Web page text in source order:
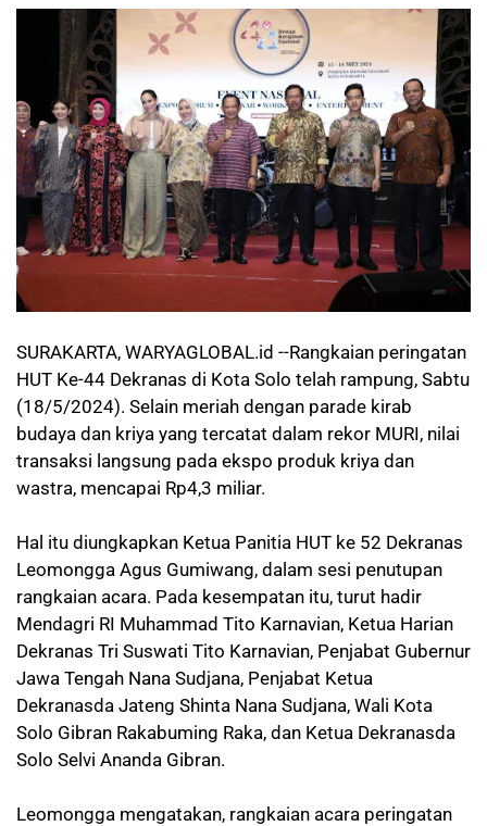
SURAKARTA, WARYAGLOBAL.id --Rangkaian peringatan
HUT Ke-44 Dekranas di Kota Solo telah rampung, Sabtu
(18/5/2024). Selain meriah dengan parade kirab
budaya dan kriya yang tercatat dalam rekor MURI, nilai
transaksi langsung pada ekspo produk kriya dan
wastra, mencapai Rp4,3 miliar.
Hal itu diungkapkan Ketua Panitia HUT ke 52 Dekranas
Leomongga Agus Gumiwang, dalam sesi penutupan
rangkaian acara. Pada kesempatan itu, turut hadir
Mendagri RI Muhammad Tito Karnavian, Ketua Harian
Dekranas Tri Suswati Tito Karnavian, Penjabat Gubernur
Jawa Tengah Nana Sudjana, Penjabat Ketua
Dekranasda Jateng Shinta Nana Sudjana, Wali Kota
Solo Gibran Rakabuming Raka, dan Ketua Dekranasda
Solo Selvi Ananda Gibran.
Leomongga mengatakan, rangkaian acara peringatan